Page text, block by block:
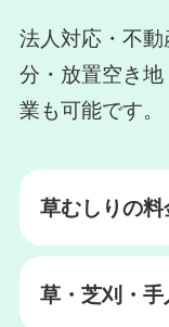
法人対応・不
分・放置空き
業も可能です。
草むしりの料
草・芝刈・